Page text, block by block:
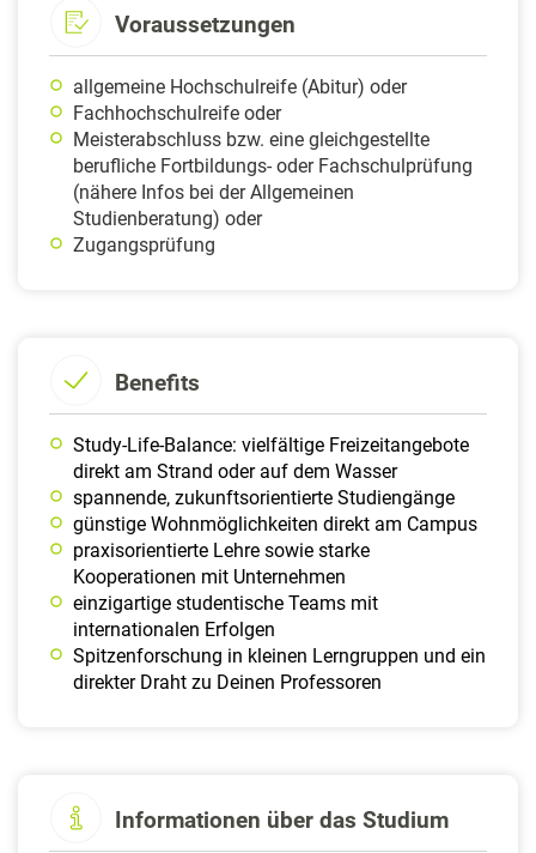
Voraussetzungen
allgemeine Hochschulreife (Abitur) oder
Fachhochschulreife oder
Meisterabschluss bzw. eine gleichgestellte
berufliche Fortbildungs- oder Fachschulprüfung
(nähere Infos bei der Allgemeinen
Studienberatung) oder
Zugangsprüfung
Benefits
Study-Life-Balance: vielfältige Freizeitangebote
direkt am Strand oder auf dem Wasser
spannende, zukunftsorientierte Studiengänge
günstige Wohnmöglichkeiten direkt am Campus
praxisorientierte Lehre sowie starke
Kooperationen mit Unternehmen
einzigartige studentische Teams mit
internationalen Erfolgen
Spitzenforschung in kleinen Lerngruppen und ein
direkter Draht zu Deinen Professoren
Informationen über das Studium